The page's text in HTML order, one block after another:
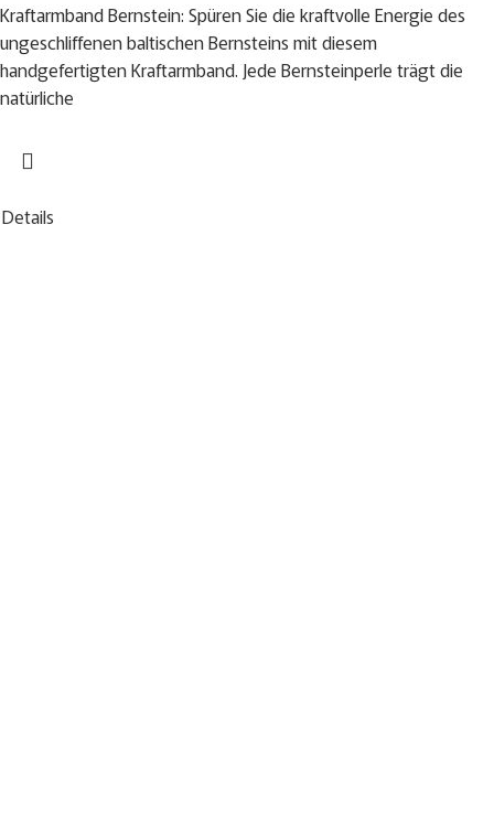
Kraftarmband Bernstein: Spüren Sie die kraftvolle Energie des
ungeschliffenen baltischen Bernsteins mit diesem
handgefertigten Kraftarmband. Jede Bernsteinperle trägt die
natürliche
Details